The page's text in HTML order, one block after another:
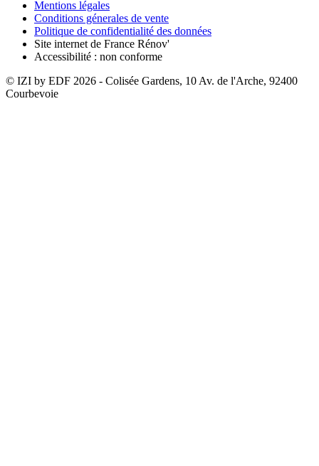
Mentions légales
Conditions génerales de vente
Politique de confidentialité des données
Site internet de France Rénov'
Accessibilité : non conforme
© IZI by EDF 2026 - Colisée Gardens, 10 Av. de l'Arche, 92400
Courbevoie